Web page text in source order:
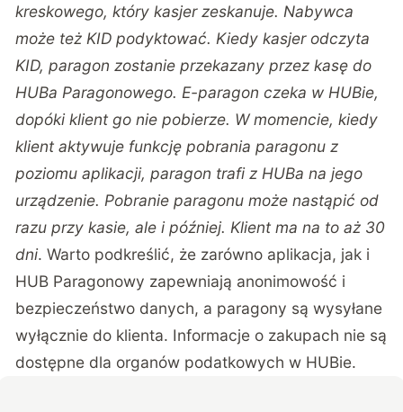
kreskowego, który kasjer zeskanuje. Nabywca
może też KID podyktować. Kiedy kasjer odczyta
KID, paragon zostanie przekazany przez kasę do
HUBa Paragonowego. E-paragon czeka w HUBie,
dopóki klient go nie pobierze. W momencie, kiedy
klient aktywuje funkcję pobrania paragonu z
poziomu aplikacji, paragon trafi z HUBa na jego
urządzenie. Pobranie paragonu może nastąpić od
razu przy kasie, ale i później. Klient ma na to aż 30
dni. Warto podkreślić, że zarówno aplikacja, jak i
HUB Paragonowy zapewniają anonimowość i
bezpieczeństwo danych, a paragony są wysyłane
wyłącznie do klienta. Informacje o zakupach nie są
dostępne dla organów podatkowych w HUBie.